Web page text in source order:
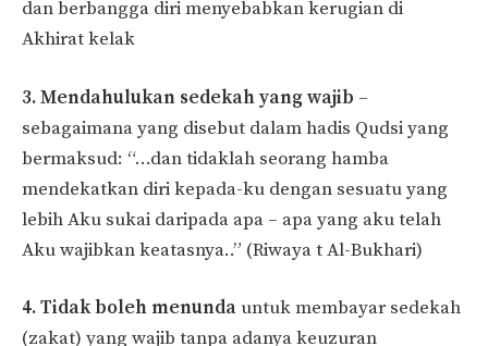
dan berbangga diri menyebabkan kerugian di
Akhirat kelak
3. Mendahulukan sedekah yang wajib –
sebagaimana yang disebut dalam hadis Qudsi yang
bermaksud: “…dan tidaklah seorang hamba
mendekatkan diri kepada-ku dengan sesuatu yang
lebih Aku sukai daripada apa – apa yang aku telah
Aku wajibkan keatasnya..” (Riwaya t Al-Bukhari)
4. Tidak boleh menunda untuk membayar sedekah
(zakat) yang wajib tanpa adanya keuzuran